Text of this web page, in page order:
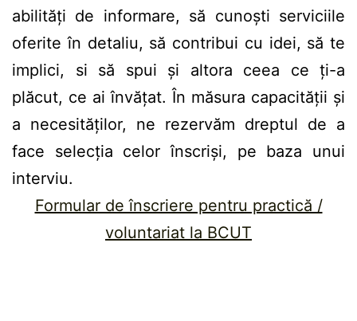
abilităţi de informare, să cunoşti serviciile
oferite în detaliu, să contribui cu idei, să te
implici, si să spui şi altora ceea ce ţi-a
plăcut, ce ai învăţat. În măsura capacităţii şi
a necesităţilor, ne rezervăm dreptul de a
face selecţia celor înscrişi, pe baza unui
interviu.
Formular de înscriere pentru practică /
voluntariat la BCUT